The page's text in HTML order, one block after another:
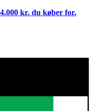
kr. du køber for.